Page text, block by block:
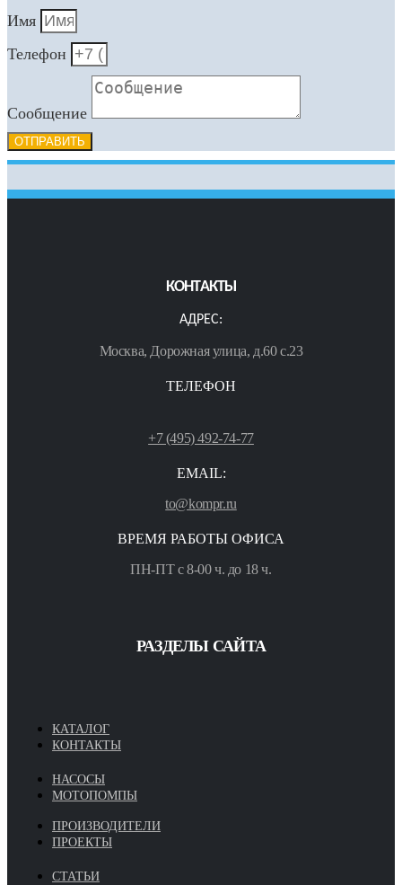
Имя
Телефон
Сообщение
ОТПРАВИТЬ
КОНТАКТЫ
АДРЕС:
Москва, Дорожная улица, д.60 с.23
ТЕЛЕФОН
+7 (495) 492-74-77
EMAIL:
to@kompr.ru
ВРЕМЯ РАБОТЫ ОФИСА
ПН-ПТ с 8-00 ч. до 18 ч.
РАЗДЕЛЫ САЙТА
КАТАЛОГ
КОНТАКТЫ
НАСОСЫ
МОТОПОМПЫ
ПРОИЗВОДИТЕЛИ
ПРОЕКТЫ
СТАТЬИ